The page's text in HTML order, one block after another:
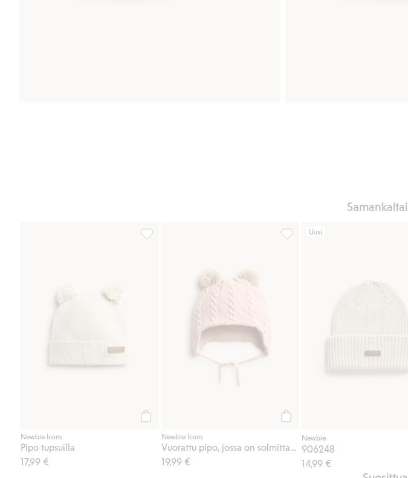
Newbie Icons
Pipo tupsuilla
17,99 €
Newbie Icons
Vuorattu pipo, jossa on solmittavat nauhat
19,99 €
Uusi
Newbie
906248
14,99 €